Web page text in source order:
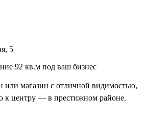
5
92 кв.м под ваш бизнес
магазин с отличной видимостью,
к центру — в престижном районе.